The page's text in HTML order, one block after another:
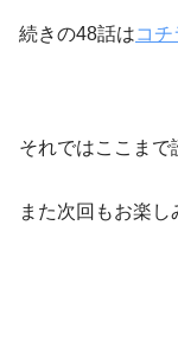
続きの48話はコチ
それではここまで
また次回もお楽し